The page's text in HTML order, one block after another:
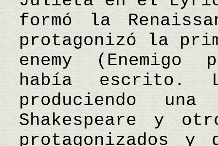
formó la
protagonizó la
enemy (Enemigo
había escrito.
produciendo
Shakespeare y
protagonizados y